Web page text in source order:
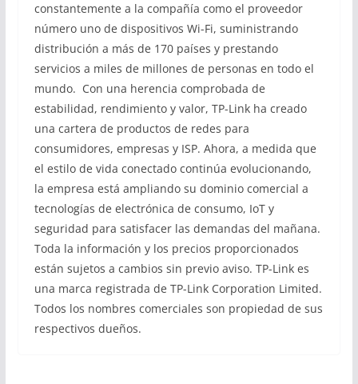
constantemente a la compañía como el proveedor
número uno de dispositivos Wi-Fi, suministrando
distribución a más de 170 países y prestando
servicios a miles de millones de personas en todo el
mundo. Con una herencia comprobada de
estabilidad, rendimiento y valor, TP-Link ha creado
una cartera de productos de redes para
consumidores, empresas y ISP. Ahora, a medida que
el estilo de vida conectado continúa evolucionando,
la empresa está ampliando su dominio comercial a
tecnologías de electrónica de consumo, IoT y
seguridad para satisfacer las demandas del mañana.
Toda la información y los precios proporcionados
están sujetos a cambios sin previo aviso. TP-Link es
una marca registrada de TP-Link Corporation Limited.
Todos los nombres comerciales son propiedad de sus
respectivos dueños.